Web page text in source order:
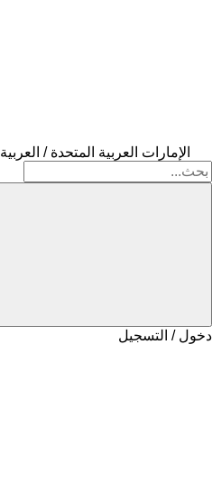
الإمارات العربية المتحدة / العربية
دخول / التسجيل